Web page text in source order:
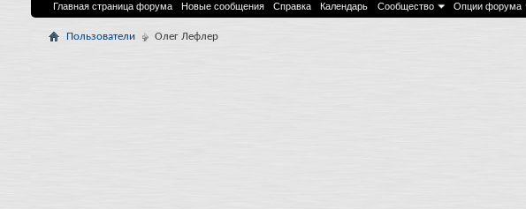
Главная страница форума Новые сообщения Справка Календарь Сообщество Опции форума
Пользователи Олег Лефлер